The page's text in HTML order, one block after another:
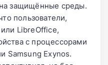
защищённые среды.
пользователи,
LibreOffice,
с процессорами
Samsung Exynos.